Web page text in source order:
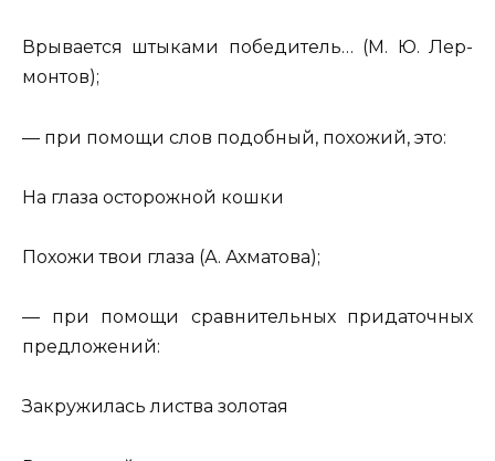
Вры­ва­ет­ся шты­ка­ми по­бе­ди­тель… (М. Ю. Лер­
мон­тов);
— при по­мо­щи слов по­доб­ный, по­хо­жий, это:
На глаза осто­рож­ной кошки
По­хо­жи твои глаза (А. Ах­ма­то­ва);
— при по­мо­щи срав­ни­тель­ных при­да­точ­ных
пред­ло­же­ний:
За­кру­жи­лась листва зо­ло­тая